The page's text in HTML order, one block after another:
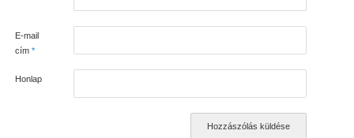
E-mail
cím *
Honlap